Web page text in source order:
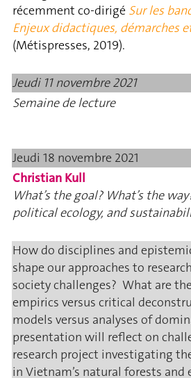
récemment co-dirigé Sur les
Enjeux didactiques, démarches
(Métispresses, 2019).
Jeudi 11 novembre 2021
Semaine de lecture
Jeudi 18 novembre 2021
Christian Kull
What’s the goal? What’s the
political ecology, and
How do disciplines and
shape our approaches to
society challenges? What are
empirics versus critical
models versus analyses of
presentation will reflect on
research project investigating
in Vietnam’s natural forests